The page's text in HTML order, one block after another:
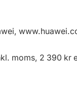
moms, 2 390 kr